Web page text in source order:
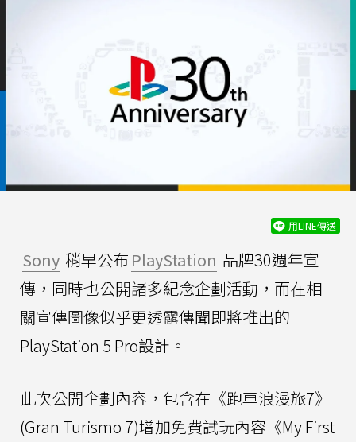
用LINE傳送
Sony 稍早公布 PlayStation 品牌30週年宣
傳，同時也公開諸多紀念企劃活動，而在相
關宣傳圖像似乎更透露傳聞即將推出的
PlayStation 5 Pro設計。
此次公開企劃內容，包含在《跑車浪漫旅7》
(Gran Turismo 7)增加免費試玩內容《My First